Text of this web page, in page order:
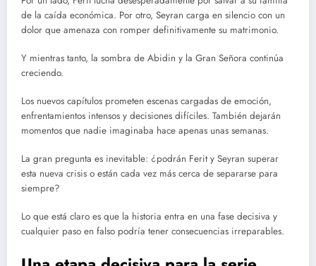
de la caída económica. Por otro, Seyran carga en silencio con un
dolor que amenaza con romper definitivamente su matrimonio.
Y mientras tanto, la sombra de Abidin y la Gran Señora continúa
creciendo.
Los nuevos capítulos prometen escenas cargadas de emoción,
enfrentamientos intensos y decisiones difíciles. También dejarán
momentos que nadie imaginaba hace apenas unas semanas.
La gran pregunta es inevitable: ¿podrán Ferit y Seyran superar
esta nueva crisis o están cada vez más cerca de separarse para
siempre?
Lo que está claro es que la historia entra en una fase decisiva y
cualquier paso en falso podría tener consecuencias irreparables.